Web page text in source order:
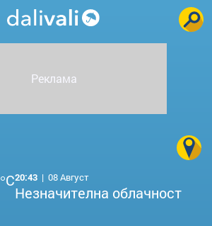
°C20:43 | 08 Август
Незначителна облачност